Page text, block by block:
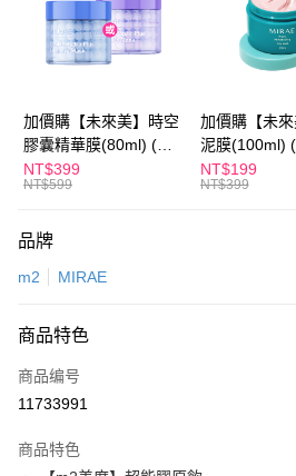
Apple Pay
街口支付
悠遊付
Google Pay
Plus PAY
AFTEE先享后付
一、關於 AFTEE先享後付
窗。
2. 進行簡訊驗證之後，即可完成結帳手續。
3. 訂單確認後不需事先繳費，商品會配送至您
4. 下訂完成後，您的手機會收到一封繳費通知
AFTEE APP推播通知。
APP於四大便利商店‧ATM/網銀等方式進行付
加價購【未來美】時空
膠囊精華膜(80ml) (褪
色/盒損/短效良品)
NT$399
NT$599
加價購【未
泥膜(100ml) (褪色/盒
損/短效良品)
NT$199
NT$399
品牌
m2 MIRAE
商品特色
商品编号
11733991
商品特色